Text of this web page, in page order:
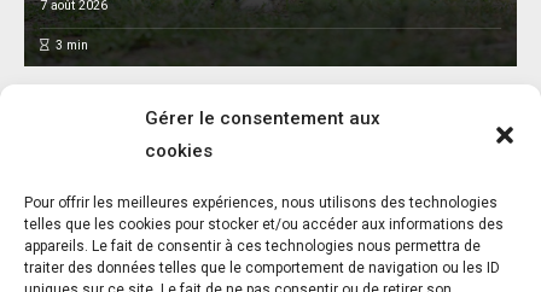
Gérer le consentement aux
cookies
Pour offrir les meilleures expériences, nous utilisons des technologies
telles que les cookies pour stocker et/ou accéder aux informations des
appareils. Le fait de consentir à ces technologies nous permettra de
traiter des données telles que le comportement de navigation ou les ID
7 août 2026
3 min
L’association FUTUR dénonce le recours à
des « tirs sanitaires » sur des animaux
sauvages déjà victimes de l’incendie